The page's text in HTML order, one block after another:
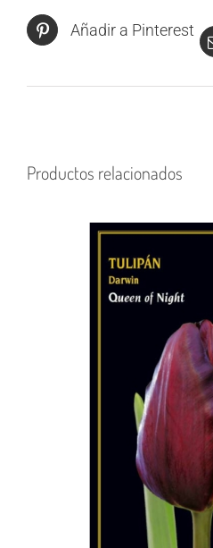
Añadir a Pinterest
Productos relacionados